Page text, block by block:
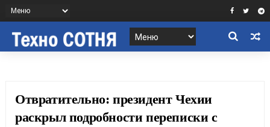
Отвратительно: президент Чехии
раскрыл подробности переписки с